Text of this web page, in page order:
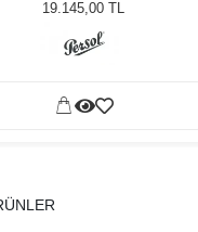
Güneş Gözlüğü
19.145,00 TL